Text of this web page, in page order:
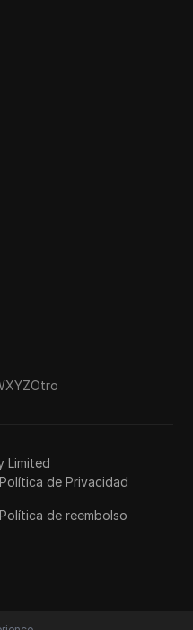
XYZOtro
Limited
Política de Privacidad
Política de reembolso